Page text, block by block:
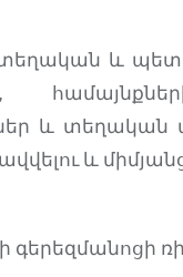
և
տեղական
և
գերեզմանոցի